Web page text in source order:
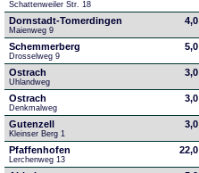
Schattenweiler Str. 18
Dornstadt-Tomerdingen
Maienweg 9
4,0
Schemmerberg
Drosselweg 9
5,0
Ostrach
Uhlandweg
3,0
Ostrach
Denkmalweg
3,0
Gutenzell
Kleinser Berg 1
3,0
Pfaffenhofen
Lerchenweg 13
22,0